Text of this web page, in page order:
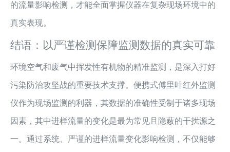
的流量影响检测，才能全面掌握仪器在复杂现场环境中的
真实表现。
结语：以严谨检测保障监测数据的真实可靠
环境空气和废气中挥发性有机物的精准监测，是深入打好
污染防治攻坚战的重要技术支撑。便携式傅里叶红外监测
仪作为现场监测的利器，其数据的准确性受制于诸多现场
因素，其中进样流量的变化是最为常见且隐蔽的干扰源之
一。通过系统、严谨的进样流量变化影响检测，不仅能够